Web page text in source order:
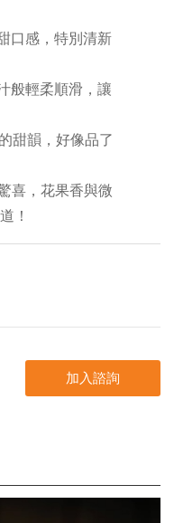
口感，特別清新
般輕柔順滑，讓
甜韻，好像品了
喜，花果香與微
！
加入諮詢